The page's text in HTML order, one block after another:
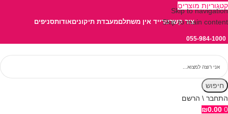
Skip to navigation
Skip to main content
קטגוריות מוצרים
צור קשרטרייד אין משתלםמעבדת תיקוניםאודותסניפים
055-984-1000
חיפוש
התחבר \ הרשם
0
₪0.00